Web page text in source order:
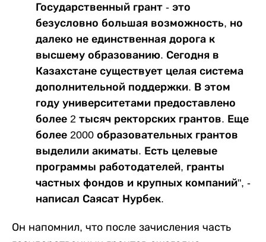
Государственный грант - это
безусловно большая возможность, но
далеко не единственная дорога к
высшему образованию. Сегодня в
Казахстане существует целая система
дополнительной поддержки. В этом
году университетами предоставлено
более 2 тысяч ректорских грантов. Еще
более 2000 образовательных грантов
выделили акиматы. Есть целевые
программы работодателей, гранты
частных фондов и крупных компаний", -
написал Саясат Нурбек.
Он напомнил, что после зачисления часть